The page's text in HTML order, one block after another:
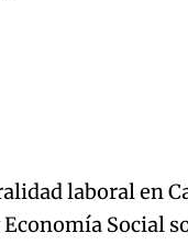
laboral en
Social